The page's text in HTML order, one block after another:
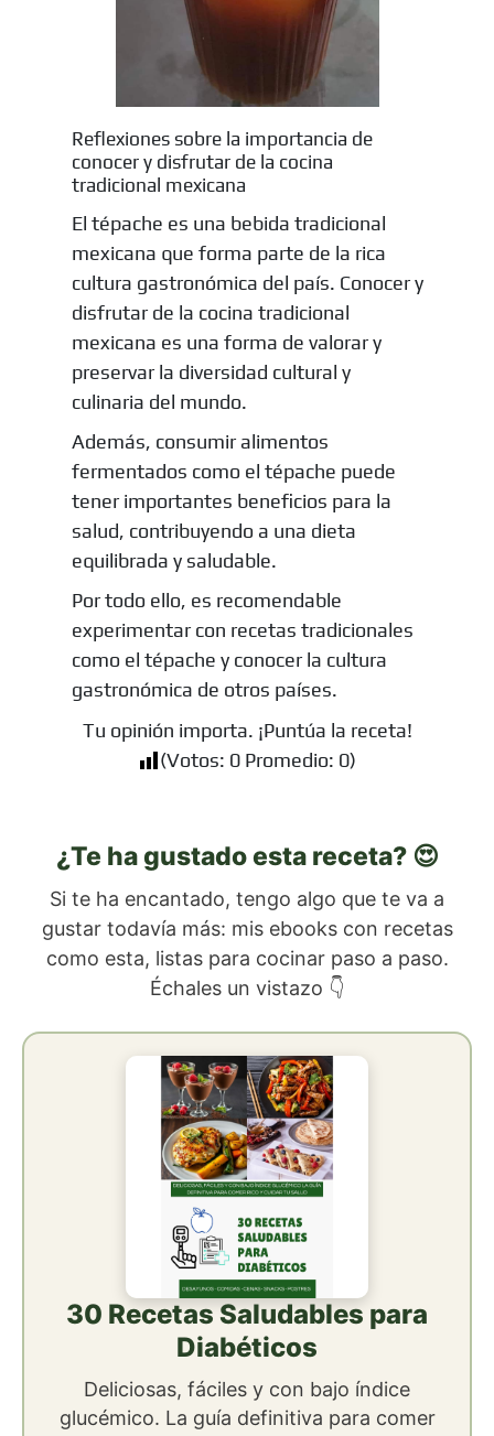
Reflexiones sobre la importancia de
conocer y disfrutar de la cocina
tradicional mexicana
El tépache es una bebida tradicional
mexicana que forma parte de la rica
cultura gastronómica del país. Conocer y
disfrutar de la cocina tradicional
mexicana es una forma de valorar y
preservar la diversidad cultural y
culinaria del mundo.
Además, consumir alimentos
fermentados como el tépache puede
tener importantes beneficios para la
salud, contribuyendo a una dieta
equilibrada y saludable.
Por todo ello, es recomendable
experimentar con recetas tradicionales
como el tépache y conocer la cultura
gastronómica de otros países.
Tu opinión importa. ¡Puntúa la receta!
(Votos: 0 Promedio: 0)
¿Te ha gustado esta receta? 😍
Si te ha encantado, tengo algo que te va a
gustar todavía más: mis ebooks con recetas
como esta, listas para cocinar paso a paso.
Échales un vistazo 👇
30 Recetas Saludables para
Diabéticos
Deliciosas, fáciles y con bajo índice
glucémico. La guía definitiva para comer